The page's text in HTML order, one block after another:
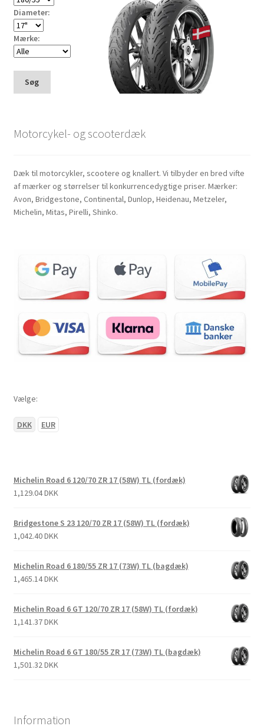
Diameter:
Mærke:
Søg
Motorcykel- og scooterdæk
Dæk til motorcykler, scootere og knallert. Vi tilbyder en bred vifte
af mærker og størrelser til konkurrencedygtige priser. Mærker:
Avon, Bridgestone, Continental, Dunlop, Heidenau, Metzeler,
Michelin, Mitas, Pirelli, Shinko.
Vælge:
DKK EUR
Michelin Road 6 120/70 ZR 17 (58W) TL (fordæk)
1,129.04 DKK
Bridgestone S 23 120/70 ZR 17 (58W) TL (fordæk)
1,042.40 DKK
Michelin Road 6 180/55 ZR 17 (73W) TL (bagdæk)
1,465.14 DKK
Michelin Road 6 GT 120/70 ZR 17 (58W) TL (fordæk)
1,141.37 DKK
Michelin Road 6 GT 180/55 ZR 17 (73W) TL (bagdæk)
1,501.32 DKK
Information